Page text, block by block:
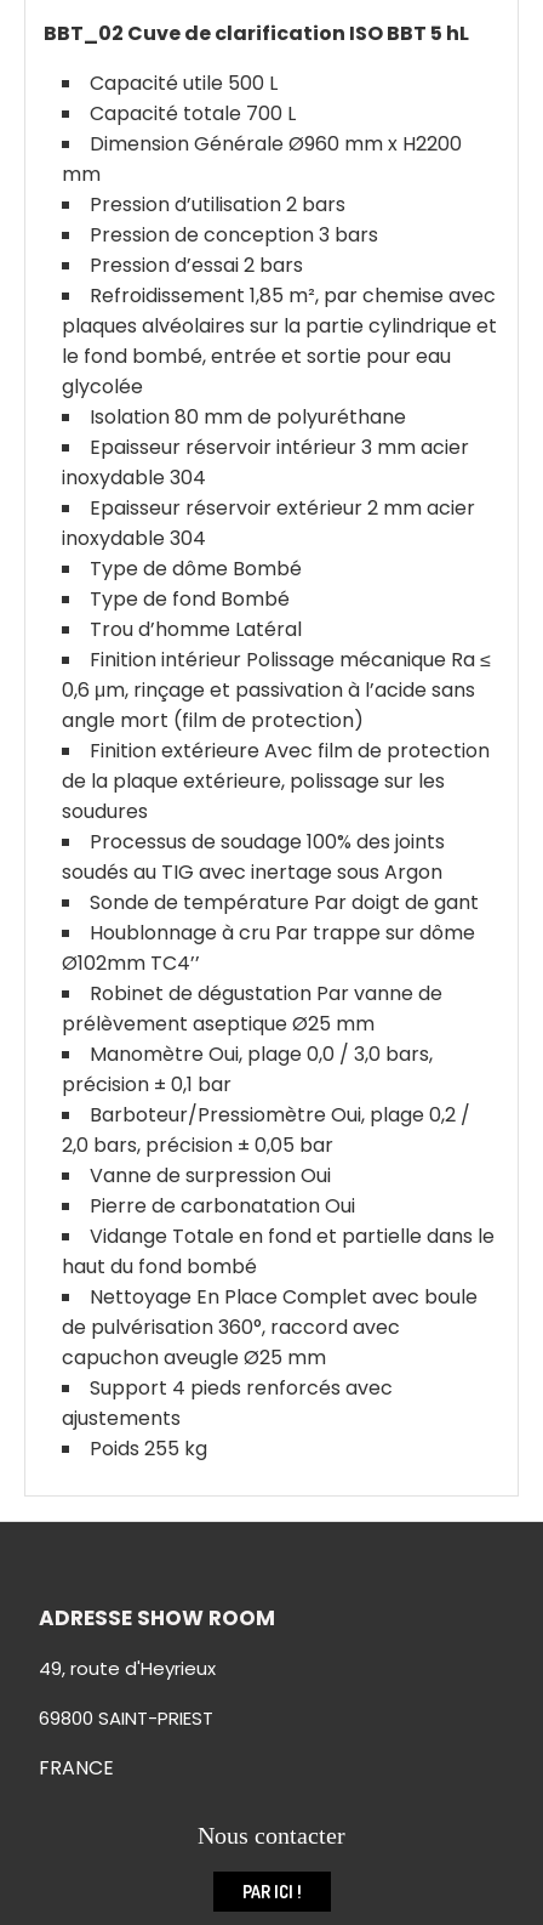
BBT_02 Cuve de clarification ISO BBT 5 hL
Capacité utile 500 L
Capacité totale 700 L
Dimension Générale Ø960 mm x H2200
mm
Pression d’utilisation 2 bars
Pression de conception 3 bars
Pression d’essai 2 bars
Refroidissement 1,85 m², par chemise avec
plaques alvéolaires sur la partie cylindrique et
le fond bombé, entrée et sortie pour eau
glycolée
Isolation 80 mm de polyuréthane
Epaisseur réservoir intérieur 3 mm acier
inoxydable 304
Epaisseur réservoir extérieur 2 mm acier
inoxydable 304
Type de dôme Bombé
Type de fond Bombé
Trou d’homme Latéral
Finition intérieur Polissage mécanique Ra ≤
0,6 μm, rinçage et passivation à l’acide sans
angle mort (film de protection)
Finition extérieure Avec film de protection
de la plaque extérieure, polissage sur les
soudures
Processus de soudage 100% des joints
soudés au TIG avec inertage sous Argon
Sonde de température Par doigt de gant
Houblonnage à cru Par trappe sur dôme
Ø102mm TC4’’
Robinet de dégustation Par vanne de
prélèvement aseptique Ø25 mm
Manomètre Oui, plage 0,0 / 3,0 bars,
précision ± 0,1 bar
Barboteur/Pressiomètre Oui, plage 0,2 /
2,0 bars, précision ± 0,05 bar
Vanne de surpression Oui
Pierre de carbonatation Oui
Vidange Totale en fond et partielle dans le
haut du fond bombé
Nettoyage En Place Complet avec boule
de pulvérisation 360°, raccord avec
capuchon aveugle Ø25 mm
Support 4 pieds renforcés avec
ajustements
Poids 255 kg
ADRESSE SHOW ROOM
49, route d'Heyrieux
69800 SAINT-PRIEST
FRANCE
Nous contacter
PAR ICI !